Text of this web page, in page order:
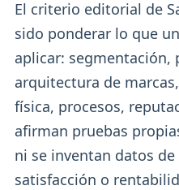
El criterio editorial de
sido ponderar lo que
aplicar: segmentación,
arquitectura de
física, procesos,
afirman pruebas
ni se inventan datos
satisfacción o